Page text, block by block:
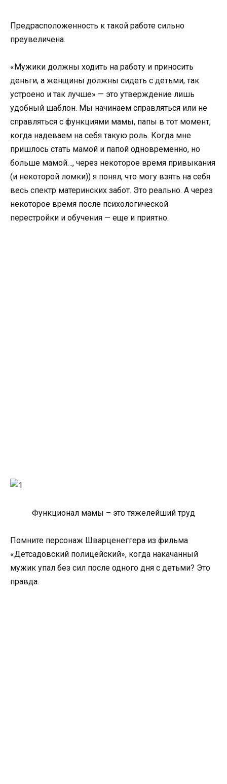
Предрасположенность к такой работе сильно
преувеличена.
«Мужики должны ходить на работу и приносить
деньги, а женщины должны сидеть с детьми, так
устроено и так лучше» — это утверждение лишь
удобный шаблон. Мы начинаем справляться или не
справляться с функциями мамы, папы в тот момент,
когда надеваем на себя такую роль. Когда мне
пришлось стать мамой и папой одновременно, но
больше мамой…, через некоторое время привыкания
(и некоторой ломки)) я понял, что могу взять на себя
весь спектр материнских забот. Это реально. А через
некоторое время после психологической
перестройки и обучения — еще и приятно.
Функционал мамы – это тяжелейший труд
Помните персонаж Шварценеггера из фильма
«Детсадовский полицейский», когда накачанный
мужик упал без сил после одного дня с детьми? Это
правда.